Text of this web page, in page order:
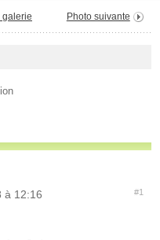
galerie Photo suivante
à 12:16 #1